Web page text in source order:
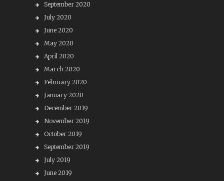
September 2020
July 2020
June 2020
May 2020
April 2020
March 2020
February 2020
January 2020
December 2019
November 2019
October 2019
September 2019
July 2019
June 2019